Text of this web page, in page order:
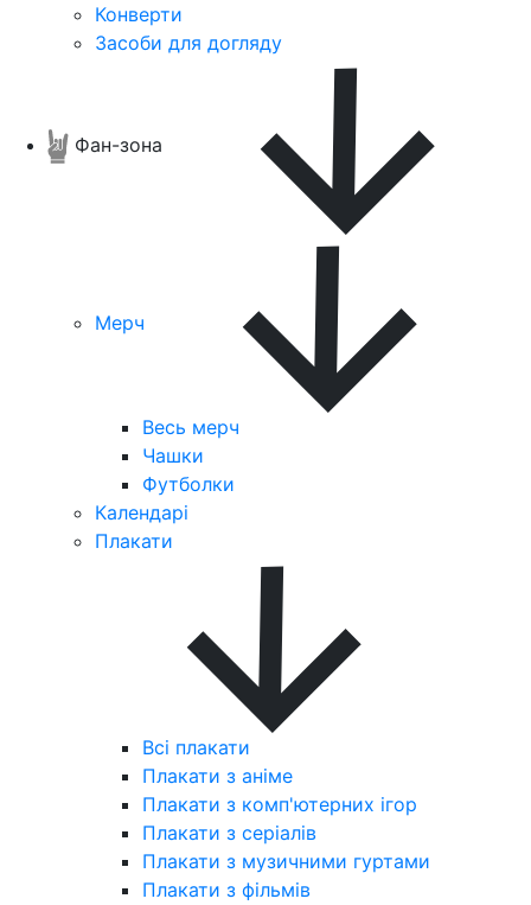
Конверти
Засоби для догляду
Фан-зона
Мерч
Весь мерч
Чашки
Футболки
Календарі
Плакати
Всі плакати
Плакати з аніме
Плакати з комп'ютерних ігор
Плакати з серіалів
Плакати з музичними гуртами
Плакати з фільмів